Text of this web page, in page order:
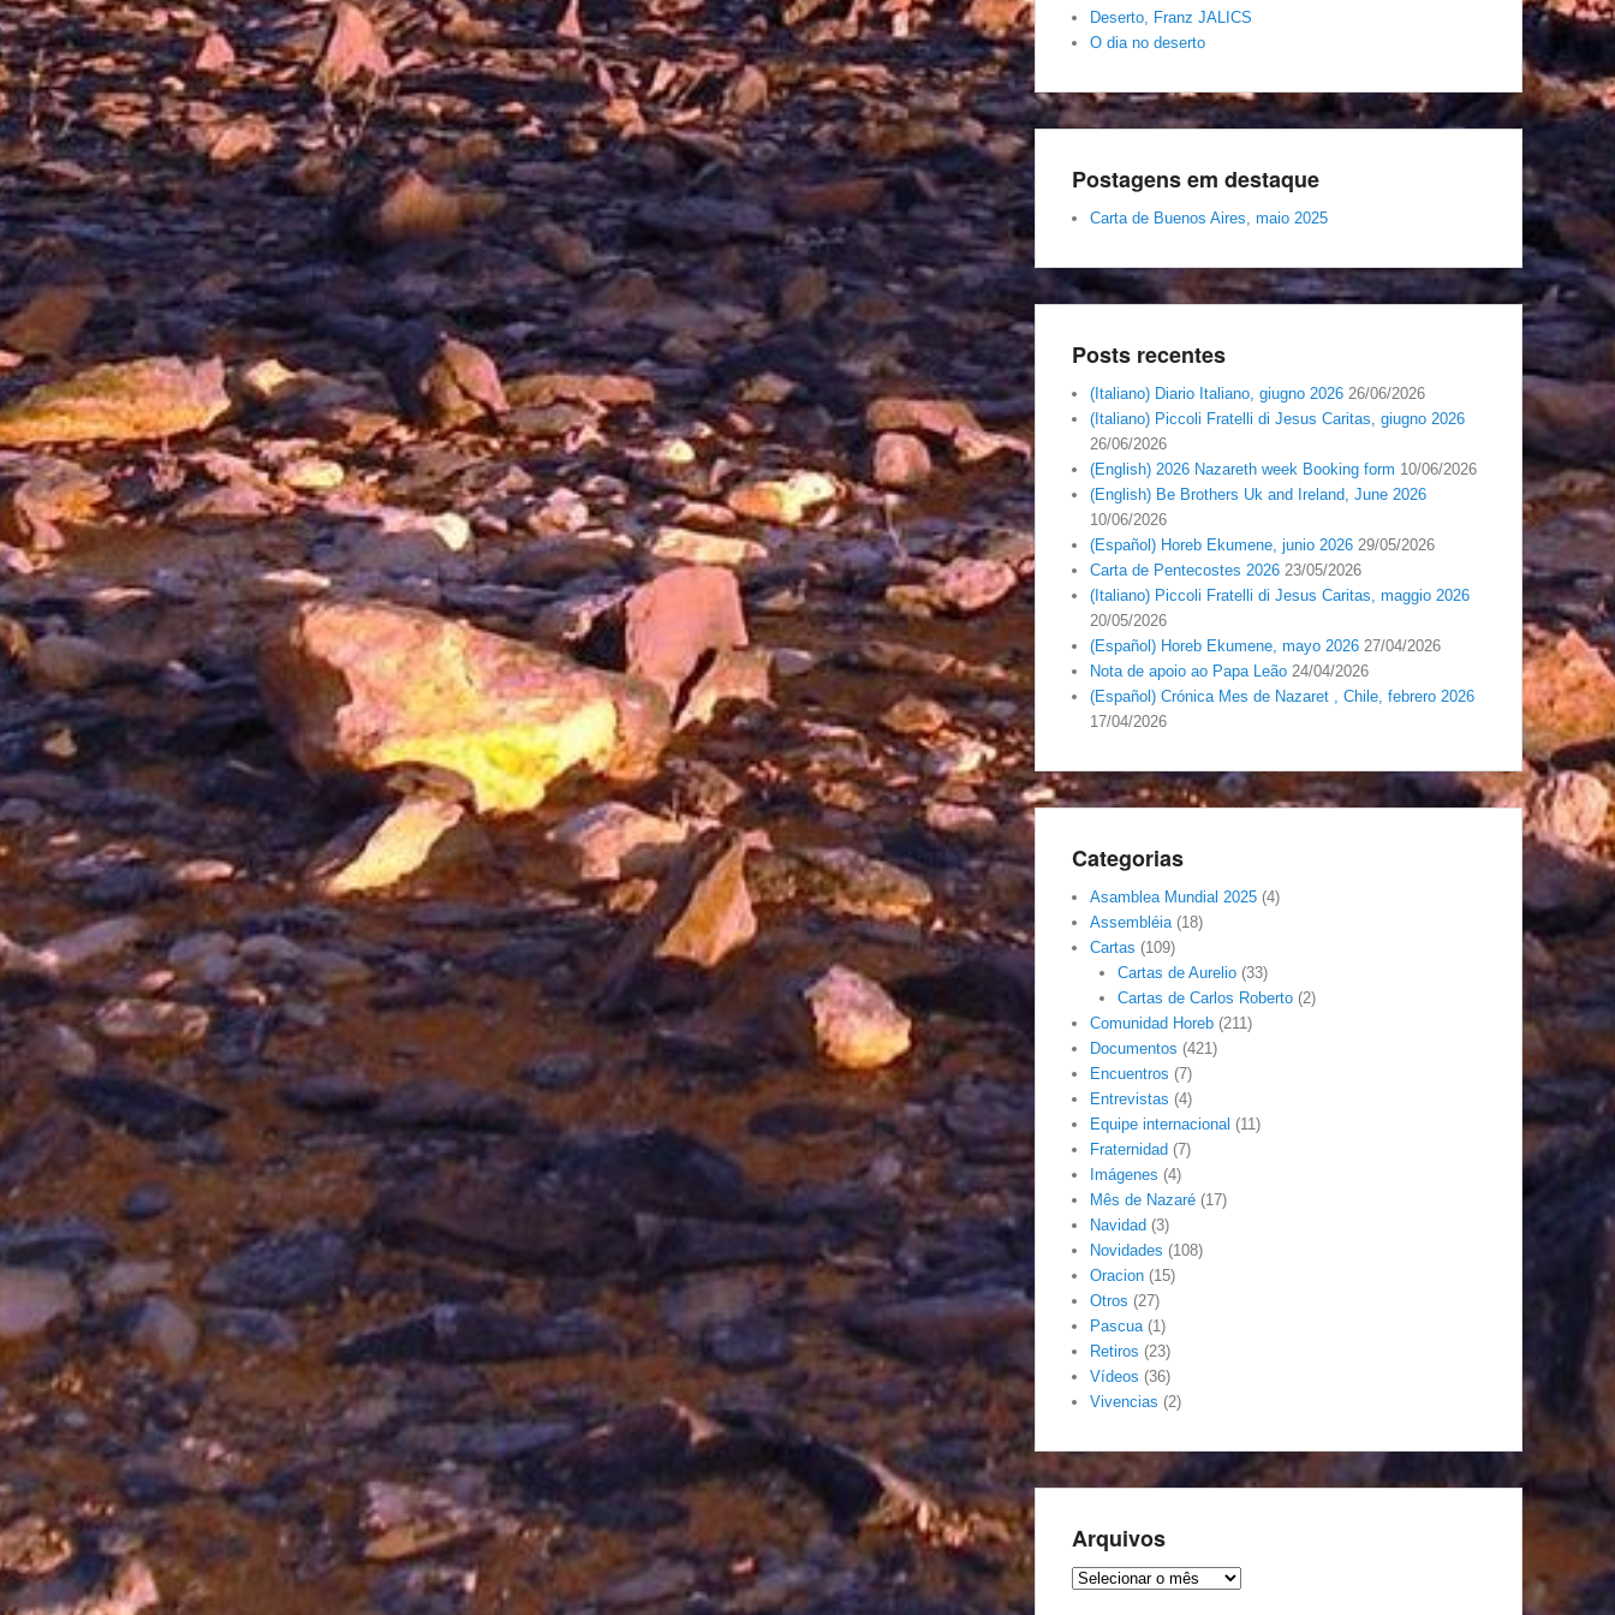
Deserto, Franz JALICS
O dia no deserto
Postagens em destaque
Carta de Buenos Aires, maio 2025
Posts recentes
(Italiano) Diario Italiano, giugno 2026 26/06/2026
(Italiano) Piccoli Fratelli di Jesus Caritas, giugno 2026
26/06/2026
(English) 2026 Nazareth week Booking form 10/06/2026
(English) Be Brothers Uk and Ireland, June 2026
10/06/2026
(Español) Horeb Ekumene, junio 2026 29/05/2026
Carta de Pentecostes 2026 23/05/2026
(Italiano) Piccoli Fratelli di Jesus Caritas, maggio 2026
20/05/2026
(Español) Horeb Ekumene, mayo 2026 27/04/2026
Nota de apoio ao Papa Leão 24/04/2026
(Español) Crónica Mes de Nazaret , Chile, febrero 2026
17/04/2026
Categorias
Asamblea Mundial 2025 (4)
Assembléia(18)
Cartas (109)
Cartas de Aurelio(33)
Cartas de Carlos Roberto(2)
Comunidad Horeb (211)
Documentos (421)
Encuentros (7)
Entrevistas (4)
Equipe internacional (11)
Fraternidad (7)
Imágenes (4)
Mês de Nazaré (17)
Navidad (3)
Novidades (108)
Oracion (15)
Otros (27)
Pascua(1)
Retiros (23)
Vídeos (36)
Vivencias (2)
Arquivos
Arquivos